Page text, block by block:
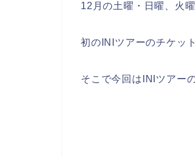
12月の土曜・日曜、火
初のINIツアーのチケッ
そこで今回はINIツアー